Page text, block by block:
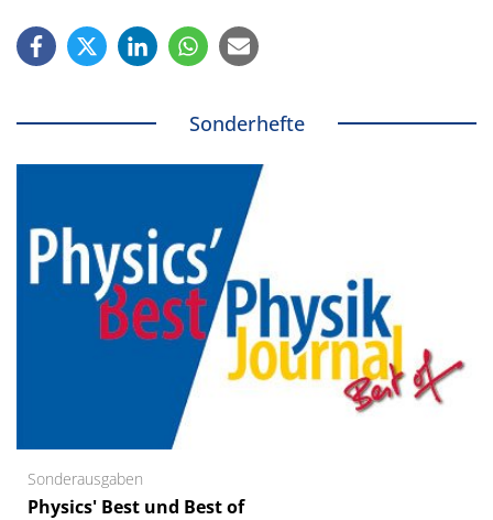
Sonderhefte
Sonderausgaben
Physics' Best und Best of